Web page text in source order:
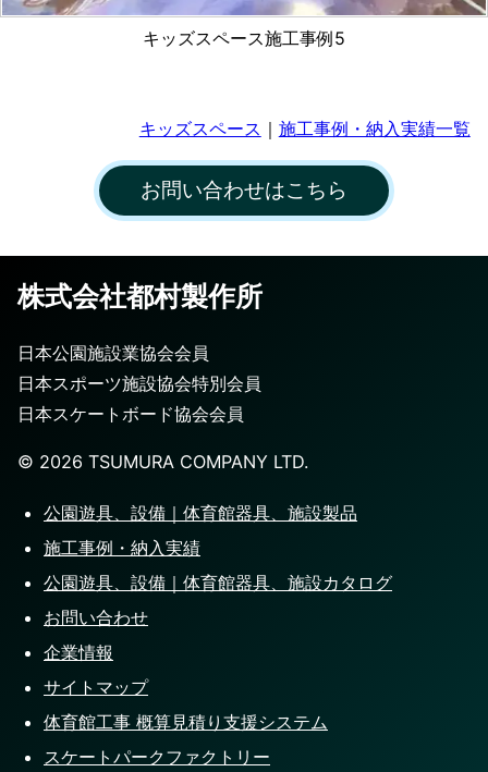
キッズスペース施工事例5
キッズスペース ｜ 施工事例・納入実績一覧
お問い合わせはこちら
株式会社都村製作所
日本公園施設業協会会員
日本スポーツ施設協会特別会員
日本スケートボード協会会員
©️ 2026 TSUMURA COMPANY LTD.
公園遊具、設備｜体育館器具、施設製品
施工事例・納入実績
公園遊具、設備｜体育館器具、施設カタログ
お問い合わせ
企業情報
サイトマップ
体育館工事 概算見積り支援システム
スケートパークファクトリー